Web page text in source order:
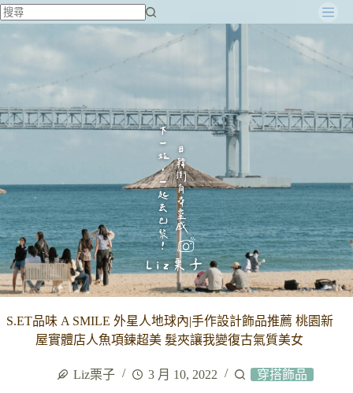
跳
容
S.ET品味 A SMILE 外星人地球內|手作設計飾品推薦 桃園新
屋實體店人魚項鍊超美 髮夾讓我變復古氣質美女
Liz栗子 3 月 10, 2022 穿搭飾品